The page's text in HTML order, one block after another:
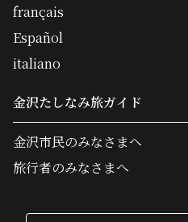
français
Español
italiano
金沢たしなみ旅ガイド
金沢市民のみなさまへ
旅行者のみなさまへ